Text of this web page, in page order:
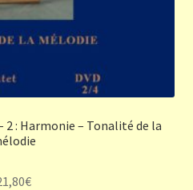
: Harmonie – Tonalité de la
€